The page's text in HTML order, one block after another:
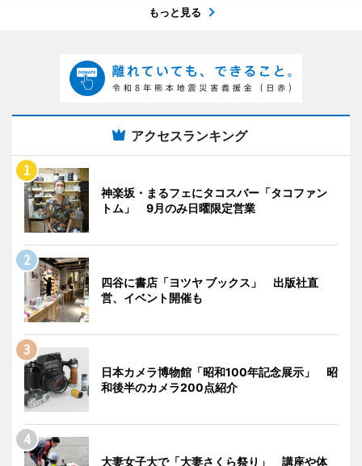
もっと見る
アクセスランキング
神楽坂・まるフェにタコスバー「タコファン
トム」 9月のみ日曜限定営業
四谷に書店「ヨツヤ ブックス」 出版社直
営、イベント開催も
日本カメラ博物館「昭和100年記念展示」 昭
和後半のカメラ200点紹介
大妻女子大で「大妻さくら祭り」 講座や体